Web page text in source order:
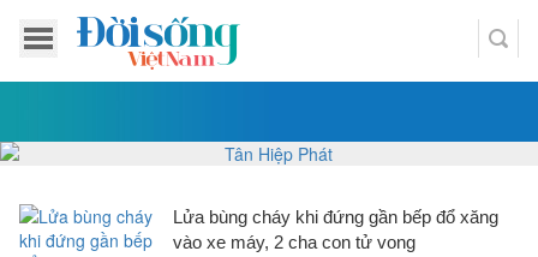
Lửa bùng cháy khi đứng gần bếp đổ xăng
vào xe máy, 2 cha con tử vong